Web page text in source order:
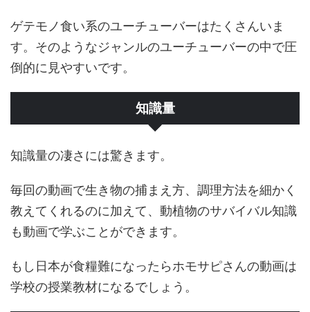
ゲテモノ食い系のユーチューバーはたくさんいま
す。そのようなジャンルのユーチューバーの中で圧
倒的に見やすいです。
知識量
知識量の凄さには驚きます。
毎回の動画で生き物の捕まえ方、調理方法を細かく
教えてくれるのに加えて、動植物のサバイバル知識
も動画で学ぶことができます。
もし日本が食糧難になったらホモサピさんの動画は
学校の授業教材になるでしょう。